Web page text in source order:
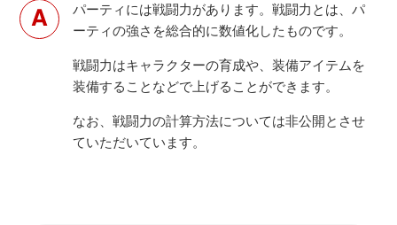
パーティには戦闘力があります。戦闘力とは、パ
ーティの強さを総合的に数値化したものです。
戦闘力はキャラクターの育成や、装備アイテムを
装備することなどで上げることができます。
なお、戦闘力の計算方法については非公開とさせ
ていただいています。